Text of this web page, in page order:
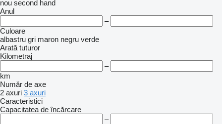
nou second hand
Anul
–
Culoare
albastru gri maron negru verde
Arată tuturor
Kilometraj
–
km
Număr de axe
2 axuri 3 axuri
Caracteristici
Capacitatea de încărcare
–